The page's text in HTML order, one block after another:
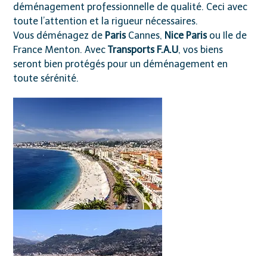
déménagement professionnelle de qualité. Ceci avec
toute l’attention et la rigueur nécessaires.
Vous déménagez de ParisCannes, Nice Parisou Ile de
France Menton. AvecTransports F.A.U, vos biens
seront bien protégés pour un déménagement en
toute sérénité.